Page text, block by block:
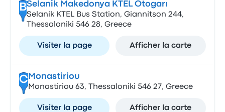
BSelanik Makedonya KTEL Otogarı
Selanik KTEL Bus Station, Giannitson 244,
Thessaloniki 546 28, Greece
Visiter la page Afficher la carte
CMonastiriou
Monastiriou 63, Thessaloniki 546 27, Greece
Visiter la page Afficher la carte